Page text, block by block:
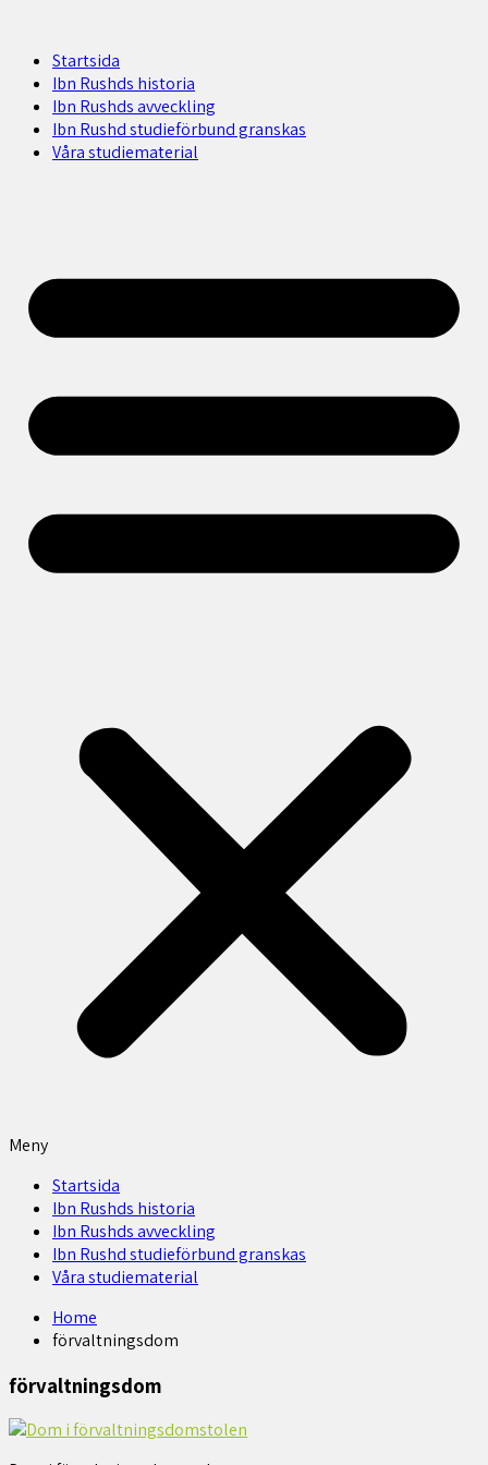
Startsida
Ibn Rushds historia
Ibn Rushds avveckling
Ibn Rushd studieförbund granskas​
Våra studiematerial
Meny
Startsida
Ibn Rushds historia
Ibn Rushds avveckling
Ibn Rushd studieförbund granskas​
Våra studiematerial
Home
förvaltningsdom
förvaltningsdom